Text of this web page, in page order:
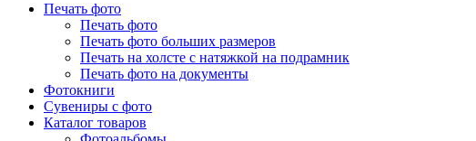
Печать фото
Печать фото
Печать фото больших размеров
Печать на холсте с натяжкой на подрамник
Печать фото на документы
Фотокниги
Сувениры с фото
Каталог товаров